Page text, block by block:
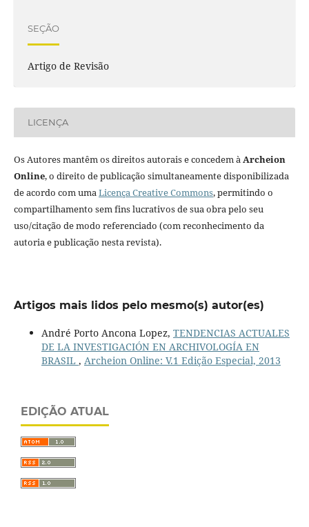
SEÇÃO
Artigo de Revisão
LICENÇA
Os Autores mantêm os direitos autorais e concedem àArcheion
Online, o direito de publicação simultaneamente disponibilizada
de acordo com umaLicença Creative Commons, permitindo o
compartilhamento sem fins lucrativos de sua obra pelo seu
uso/citação de modo referenciado (com reconhecimento da
autoria e publicação nesta revista).
Artigos mais lidos pelo mesmo(s) autor(es)
André Porto Ancona Lopez, TENDENCIAS ACTUALES
DE LA INVESTIGACIÓN EN ARCHIVOLOGÍA EN
BRASIL , Archeion Online: V.1 Edição Especial, 2013
EDIÇÃO ATUAL